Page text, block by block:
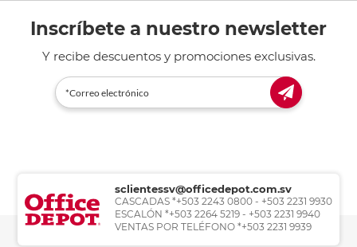
Inscríbete a nuestro newsletter
Y recibe descuentos y promociones exclusivas.
sclientessv@officedepot.com.sv
CASCADAS *+503 2243 0800 - +503 2231 9930
ESCALÓN *+503 2264 5219 - +503 2231 9940
VENTAS POR TELÉFONO *+503 2231 9939